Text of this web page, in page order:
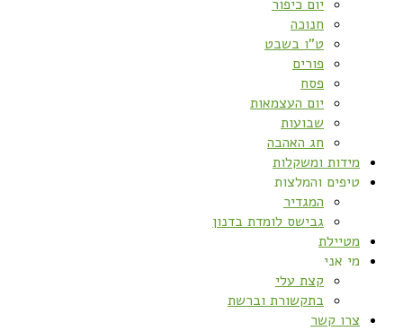
יום כיפור
חנוכה
ט”ו בשבט
פורים
פסח
יום העצמאות
שבועות
חג האהבה
מידות ומשקלות
טיפים והמלצות
המגדיר
גבישס לומדת בדנון
מטיילת
מי אני
קצת עלי
בתקשורת וברשת
צרו קשר